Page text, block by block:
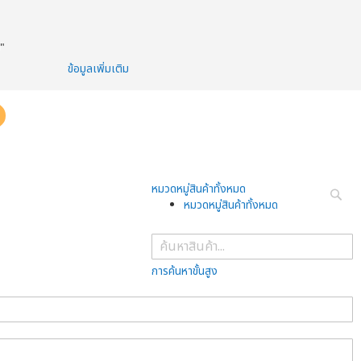
ข้อมูลเพิ่มเติม
หมวดหมู่สินค้าทั้งหมด
หมวดหมู่สินค้าทั้งหมด
การค้นหาขั้นสูง